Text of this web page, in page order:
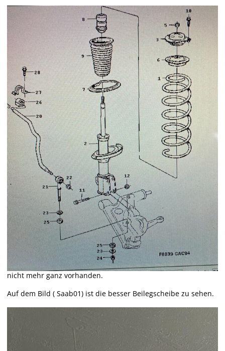
nicht mehr ganz vorhanden.
Auf dem Bild ( Saab01) ist die besser Beilegscheibe zu sehen.